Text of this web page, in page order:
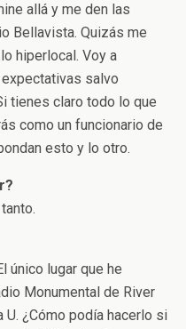
allá y me den las
Bellavista. Quizás me
hiperlocal. Voy a
salvo
tienes claro todo lo que
como un funcionario de
esto y lo otro.
único lugar que he
Monumental de River
U. ¿Cómo podía hacerlo si